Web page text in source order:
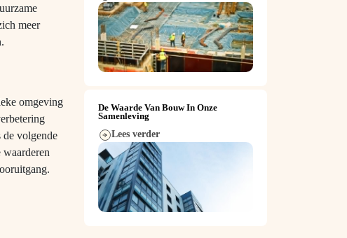
meer
omgeving
de volgende
De Waarde Van Bouw In Onze
Samenleving
Lees verder